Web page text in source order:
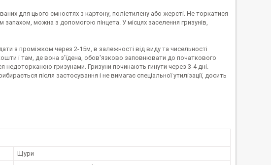
для цього ємностях з картону, поліетилену або жерсті. Не торкатися
можна з допомогою пінцета. У місцях заселення гризунів,
з проміжком через 2-15м, в залежності від виду та чисельності
і там, де вона з'їдена, обов'язково заповнювати до початкового
гризунами. Гризуни починають гинути через 3-4 дні.
після застосування і не вимагає спеціальної утилізації, досить
Щури